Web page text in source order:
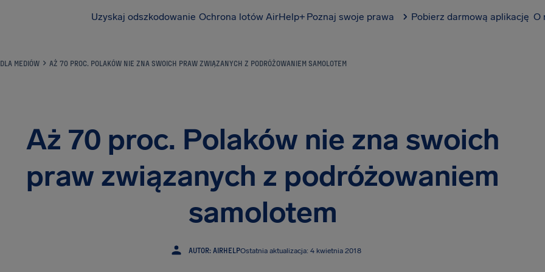
Uzyskaj odszkodowanie Ochrona lotów AirHelp+ Poznaj swoje prawa Pobierz darmową aplikację O
DLA MEDIÓW AŻ 70 PROC. POLAKÓW NIE ZNA SWOICH PRAW ZWIĄZANYCH Z PODRÓŻOWANIEM SAMOLOTEM
Aż 70 proc. Polaków nie zna swoich
praw związanych z podróżowaniem
samolotem
AUTOR: AIRHELPOstatnia aktualizacja: 4 kwietnia 2018